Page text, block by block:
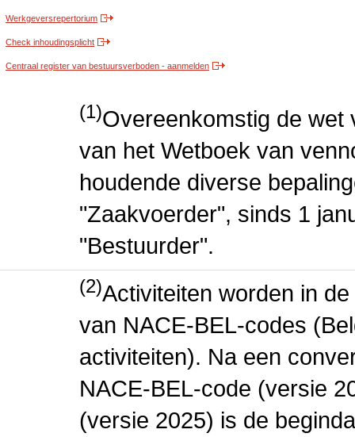
Werkgeversrepertorium
Check inhoudingsplicht
Centraal register van bestuursverboden - aanmelden
(1)Overeenkomstig de wet
van het Wetboek van
houdende diverse
"Zaakvoerder", sinds 1
"Bestuurder".
(2)Activiteiten worden in
van NACE-BEL-codes
activiteiten). Na een
NACE-BEL-code (versie
(versie 2025) is de